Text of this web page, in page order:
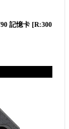
記憶卡 [R:300